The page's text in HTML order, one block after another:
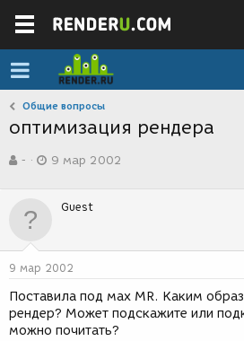
Общие вопросы
оптимизация рендера
в
р
-
а
д
н
и
я
9 мар 2002
Guest
9 мар 2002
Поставила под мах MR. Каким
рендер? Может подскажите или
можно почитать?